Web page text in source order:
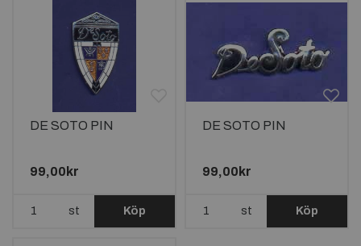
DE SOTO PIN
99,00kr
st Köp
DE SOTO PIN
99,00kr
st Köp